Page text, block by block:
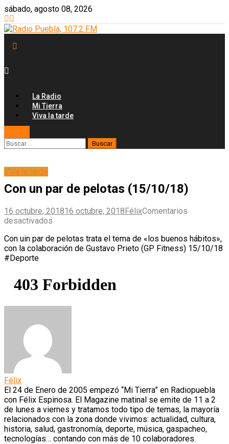
Skip
to
content
sábado, agosto 08, 2026
La Radio
Mi Tierra
Viva la tarde
Buscar:
Viva la tarde
Con un par de pelotas (15/10/18)
16 octubre, 201816 octubre, 2018FélixComentarios
desactivados
un
par
(15/10/18)
Con uin par de pelotas trata el tema de «los buenos hábitos»,
con la colaboración de Gustavo Prieto (GP Fitness) 15/10/18
#Deporte
Félix
El 24 de Enero de 2005 empezó “Mi Tierra” en Radiopuebla
con Félix Espinosa. El Magazine matinal se emite de 11 a 2
de lunes a viernes y tratamos todo tipo de temas, la mayoría
relacionados con la zona donde vivimos: actualidad, cultura,
historia, salud, gastronomía, deporte, música, gaspacheo,
tecnologías… contando con más de 10 colaboradores.